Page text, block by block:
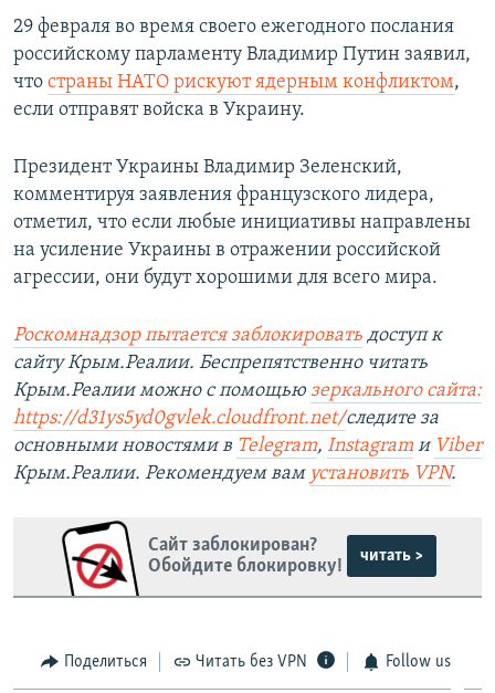
29 февраля во время своего ежегодного послания
российскому парламенту Владимир Путин заявил,
что страны НАТО рискуют ядерным конфликтом,
если отправят войска в Украину.
Президент Украины Владимир Зеленский,
комментируя заявления французского лидера,
отметил, что если любые инициативы направлены
на усиление Украины в отражении российской
агрессии, они будут хорошими для всего мира.
Роскомнадзор пытается заблокировать доступ к
сайту Крым.Реалии. Беспрепятственно читать
Крым.Реалии можно с помощью зеркального сайта:
https://d31ys5yd0gvlek.cloudfront.net/следите за
основными новостями в Telegram, Instagram и Viber
Крым.Реалии. Рекомендуем вам установить VPN.
Сайт заблокирован?
Обойдите блокировку!
читать >
Поделиться Читать без VPN Follow us